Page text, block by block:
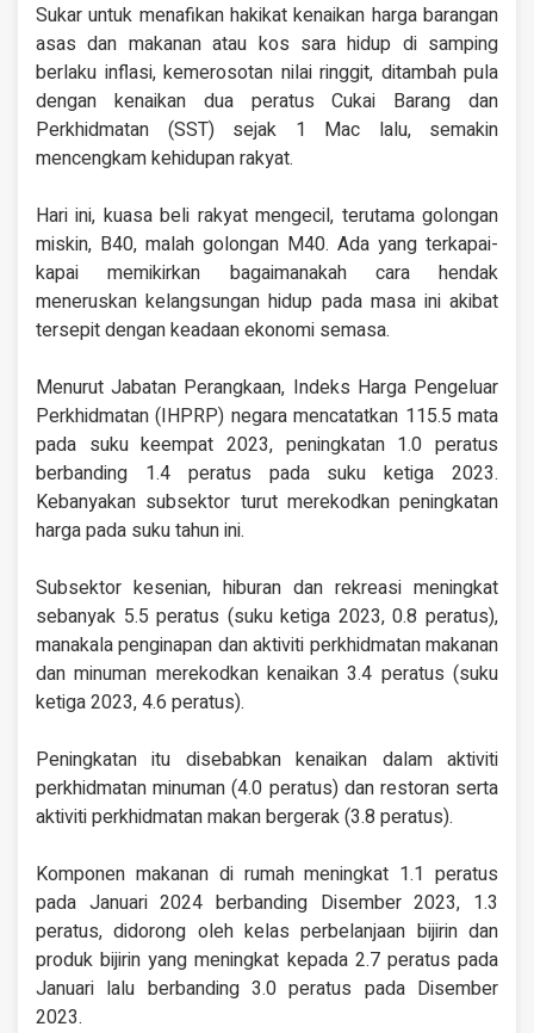
Sukar untuk menafikan hakikat kenaikan harga barangan
asas dan makanan atau kos sara hidup di samping
berlaku inflasi, kemerosotan nilai ringgit, ditambah pula
dengan kenaikan dua peratus Cukai Barang dan
Perkhidmatan (SST) sejak 1 Mac lalu, semakin
mencengkam kehidupan rakyat.
Hari ini, kuasa beli rakyat mengecil, terutama golongan
miskin, B40, malah golongan M40. Ada yang terkapai-
kapai memikirkan bagaimanakah cara hendak
meneruskan kelangsungan hidup pada masa ini akibat
tersepit dengan keadaan ekonomi semasa.
Menurut Jabatan Perangkaan, Indeks Harga Pengeluar
Perkhidmatan (IHPRP) negara mencatatkan 115.5 mata
pada suku keempat 2023, peningkatan 1.0 peratus
berbanding 1.4 peratus pada suku ketiga 2023.
Kebanyakan subsektor turut merekodkan peningkatan
harga pada suku tahun ini.
Subsektor kesenian, hiburan dan rekreasi meningkat
sebanyak 5.5 peratus (suku ketiga 2023, 0.8 peratus),
manakala penginapan dan aktiviti perkhidmatan makanan
dan minuman merekodkan kenaikan 3.4 peratus (suku
ketiga 2023, 4.6 peratus).
Peningkatan itu disebabkan kenaikan dalam aktiviti
perkhidmatan minuman (4.0 peratus) dan restoran serta
aktiviti perkhidmatan makan bergerak (3.8 peratus).
Komponen makanan di rumah meningkat 1.1 peratus
pada Januari 2024 berbanding Disember 2023, 1.3
peratus, didorong oleh kelas perbelanjaan bijirin dan
produk bijirin yang meningkat kepada 2.7 peratus pada
Januari lalu berbanding 3.0 peratus pada Disember
2023.